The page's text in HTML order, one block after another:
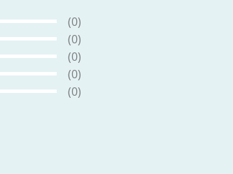
(0)
(0)
(0)
(0)
(0)